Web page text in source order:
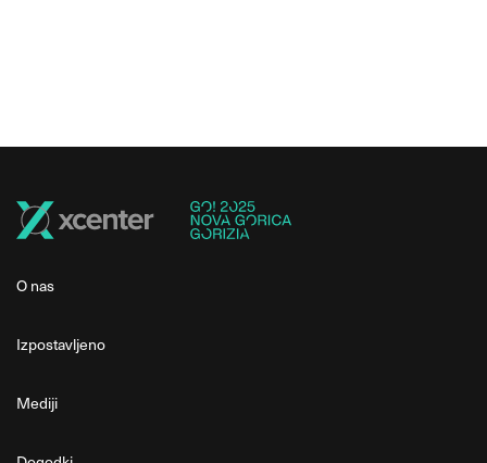
O nas
Izpostavljeno
Mediji